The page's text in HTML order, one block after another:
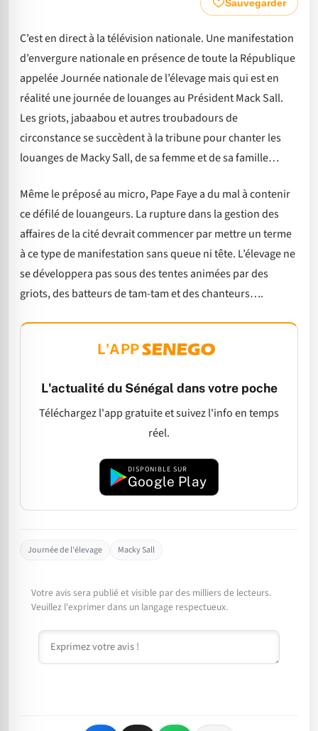
Sauvegarder
C’est en direct à la télévision nationale. Une manifestation
d’envergure nationale en présence de toute la République
appelée Journée nationale de l’élevage mais qui est en
réalité une journée de louanges au Président Mack Sall.
Les griots, jabaabou et autres troubadours de
circonstance se succèdent à la tribune pour chanter les
louanges de Macky Sall, de sa femme et de sa famille…
Même le préposé au micro, Pape Faye a du mal à contenir
ce défilé de louangeurs. La rupture dans la gestion des
affaires de la cité devrait commencer par mettre un terme
à ce type de manifestation sans queue ni tête. L’élevage ne
se développera pas sous des tentes animées par des
griots, des batteurs de tam-tam et des chanteurs….
L'APP
L'actualité du Sénégal dans votre poche
Téléchargez l'app gratuite et suivez l'info en temps
réel.
DISPONIBLE SUR
Google Play
Journée de l'élevage Macky Sall
Votre avis sera publié et visible par des milliers de lecteurs.
Veuillez l'exprimer dans un langage respectueux.
Commentaire